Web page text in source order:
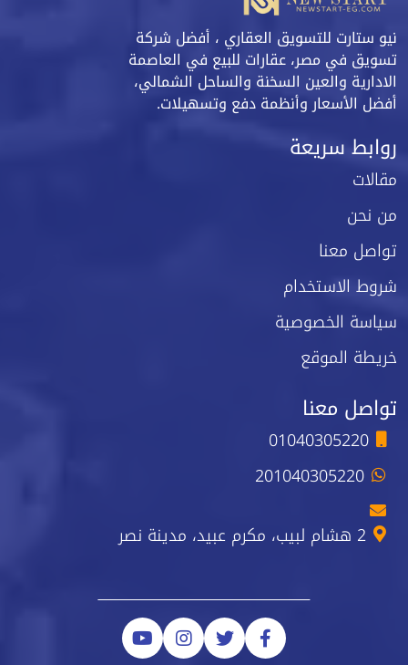
نيو ستارت للتسويق العقاري ، أفضل شركة
تسويق في مصر، عقارات للبيع في العاصمة
الادارية والعين السخنة والساحل الشمالي،
أفضل الأسعار وأنظمة دفع وتسهيلات.
روابط سريعة
مقالات
من نحن
تواصل معنا
شروط الاستخدام
سياسة الخصوصية
خريطة الموقع
تواصل معنا
01040305220
201040305220
2 هشام لبيب، مكرم عبيد، مدينة نصر